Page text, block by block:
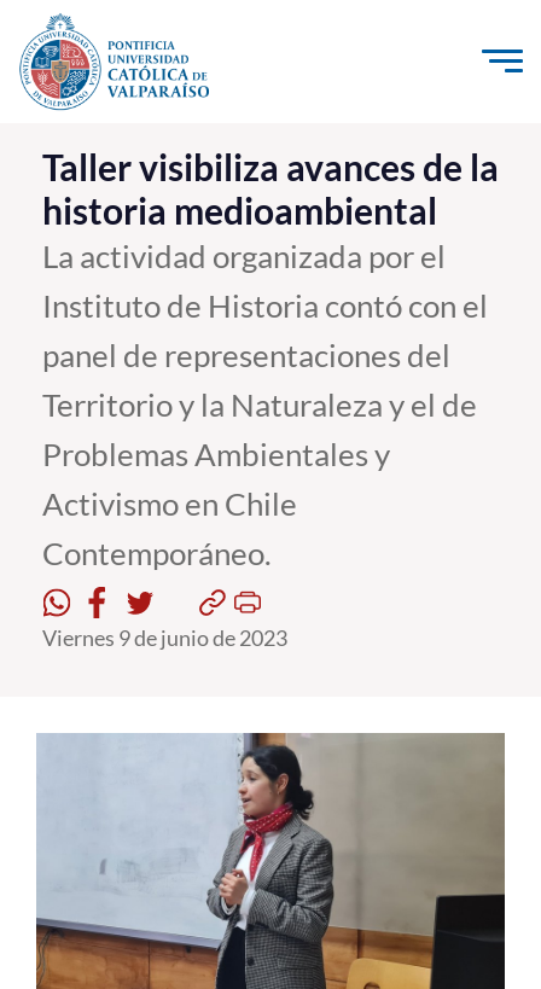
Click acá para ir directamente al contenido
La Universidad
Investigación, Creación e Innovación
PUCV Internacional
Vinculación con el Medio
Admisión
Estudiantes
Académicos
Taller visibiliza avances de la
historia medioambiental
La actividad organizada por el
Instituto de Historia contó con el
panel de representaciones del
Territorio y la Naturaleza y el de
Problemas Ambientales y
Activismo en Chile
Contemporáneo.
Viernes 9 de junio de 2023